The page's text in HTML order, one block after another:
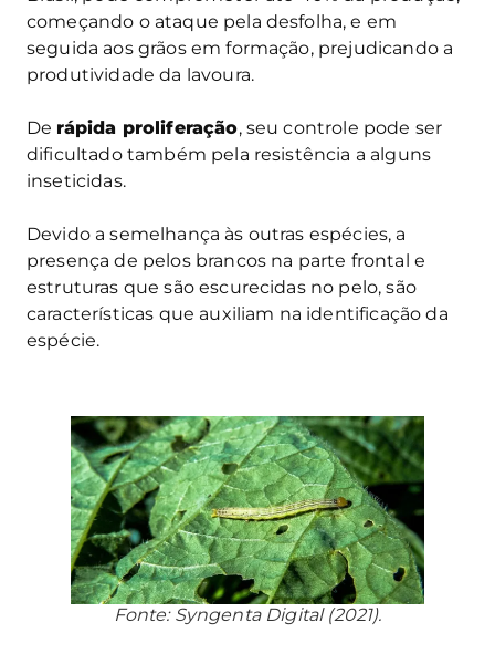
começando o ataque pela desfolha, e em
seguida aos grãos em formação, prejudicando a
produtividade da lavoura.
De rápida proliferação, seu controle pode ser
dificultado também pela resistência a alguns
inseticidas.
Devido a semelhança às outras espécies, a
presença de pelos brancos na parte frontal e
estruturas que são escurecidas no pelo, são
características que auxiliam na identificação da
espécie.
Fonte: Syngenta Digital (2021).